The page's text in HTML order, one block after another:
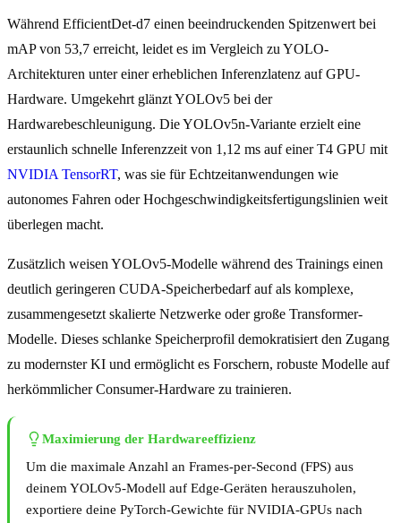
Während EfficientDet-d7 einen beeindruckenden Spitzenwert bei
mAP von 53,7 erreicht, leidet es im Vergleich zu YOLO-
Architekturen unter einer erheblichen Inferenzlatenz auf GPU-
Hardware. Umgekehrt glänzt YOLOv5 bei der
Hardwarebeschleunigung. Die YOLOv5n-Variante erzielt eine
erstaunlich schnelle Inferenzzeit von 1,12 ms auf einer T4 GPU mit
NVIDIA TensorRT, was sie für Echtzeitanwendungen wie
autonomes Fahren oder Hochgeschwindigkeitsfertigungslinien weit
überlegen macht.
Zusätzlich weisen YOLOv5-Modelle während des Trainings einen
deutlich geringeren CUDA-Speicherbedarf auf als komplexe,
zusammengesetzt skalierte Netzwerke oder große Transformer-
Modelle. Dieses schlanke Speicherprofil demokratisiert den Zugang
zu modernster KI und ermöglicht es Forschern, robuste Modelle auf
herkömmlicher Consumer-Hardware zu trainieren.
Maximierung der Hardwareeffizienz
Um die maximale Anzahl an Frames-per-Second (FPS) aus
deinem YOLOv5-Modell auf Edge-Geräten herauszuholen,
exportiere deine PyTorch-Gewichte für NVIDIA-GPUs nach